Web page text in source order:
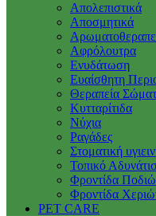
Απολεπιστικά
Αποσμητικά
Αφρόλουτρα
Ενυδάτωση
Ευαίσθητη
Θεραπεία
Κυτταρίτιδα
Νύχια
Ραγάδες
Στοματική
Τοπικό
Φροντίδα
Φροντίδα
PET CARE